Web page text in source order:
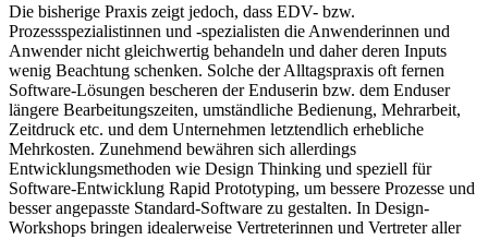
Die bisherige Praxis zeigt jedoch, dass EDV- bzw.
Prozessspezialistinnen und -spezialisten die Anwenderinnen und
Anwender nicht gleichwertig behandeln und daher deren Inputs
wenig Beachtung schenken. Solche der Alltagspraxis oft fernen
Software-Lösungen bescheren der Enduserin bzw. dem Enduser
längere Bearbeitungszeiten, umständliche Bedienung, Mehrarbeit,
Zeitdruck etc. und dem Unternehmen letztendlich erhebliche
Mehrkosten. Zunehmend bewähren sich allerdings
Entwicklungsmethoden wie Design Thinking und speziell für
Software-Entwicklung Rapid Prototyping, um bessere Prozesse und
besser angepasste Standard-Software zu gestalten. In Design-
Workshops bringen idealerweise Vertreterinnen und Vertreter aller